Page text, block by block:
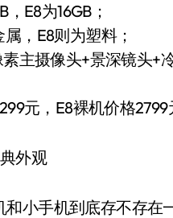
E8为16GB；
，E8则为塑料；
主摄像头+景深镜头+
元，E8裸机价格2799
外观
手机到底存不存在